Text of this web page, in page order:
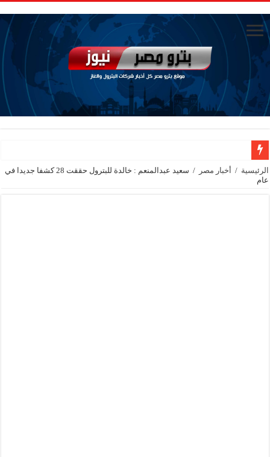
جنوب الوادي القابضة للبترول» تنظم لقاءً توعويًا حول إدارة الأزمات ورفع كفاءة
الرئيسية / أخبار مصر /
سعيد عبدالمنعم : خالدة للبترول حققت 28 كشفا جديدا في
عام